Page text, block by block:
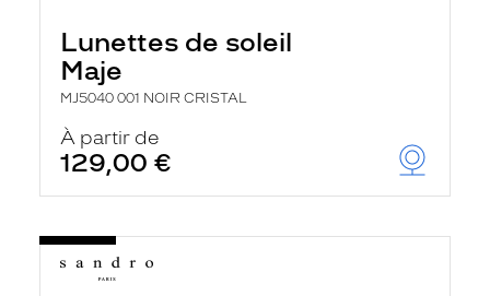
Lunettes de soleil
Maje
MJ5040 001 NOIR CRISTAL
À partir de
129,00 €